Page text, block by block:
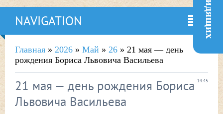
NAVIGATION
Главная » 2026 » Май » 26 » 21 мая — день
рождения Бориса Львовича Васильева
14:45
21 мая — день рождения Бориса
Львовича Васильева